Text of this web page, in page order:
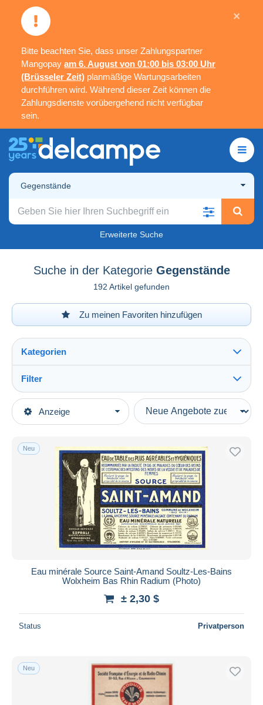
Bitte beachten Sie, dass unser Zahlungspartner
Mangopay am 6. August von 01:00 bis 03:00 Uhr
(Brüsseler Zeit) planmäßige Wartungsarbeiten
durchführen wird. Während dieser Zeit können die
Zahlungsdienste vorübergehend nicht verfügbar
sein.
×
Gegenstände
Erweiterte Suche
Suche in der Kategorie Gegenstände
192 Artikel gefunden
Zu meinen Favoriten hinzufügen
Anzeige
Kategorien
Hauptkategorien
Fotos
Repro's
Gegenstände
Filter
Art der Verkäufe
Laufende Angebote
Auktionen mit Geboten
Auktionen ohne Gebote
Auktionshäuser
Alle Laufzeiten
Endet in Stunde(n)
Preis
Kostenloser Versand
Neu
Eau minérale Source Saint-Amand Soultz-Les-Bains
Wolxheim Bas Rhin Radium (Photo)
± 2,30 $
Status Privatperson
Neu